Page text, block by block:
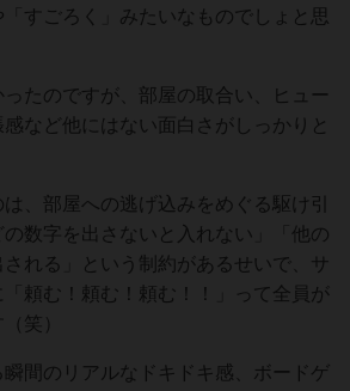
すごろく」みたいなものでしょと思
ったのですが、部屋の取合い、ヒュー
など他にはない面白さがしっかりと
、部屋への逃げ込みをめぐる駆け引
数字を出さないと入れない」「他の
れる」という制約があるせいで、サ
頼む！頼む！頼む！！」って全員が
笑）
瞬間のリアルなドキドキ感、ボードゲ